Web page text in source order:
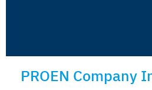
PROEN Company